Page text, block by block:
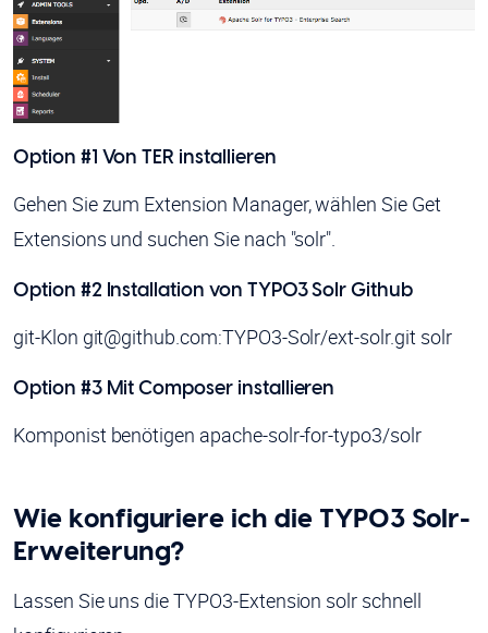
Option #1 Von TER installieren
Gehen Sie zum Extension Manager, wählen Sie Get
Extensions und suchen Sie nach "solr".
Option #2 Installation von TYPO3 Solr Github
git-Klon git@github.com:TYPO3-Solr/ext-solr.git solr
Option #3 Mit Composer installieren
Komponist benötigen apache-solr-for-typo3/solr
Wie konfiguriere ich die TYPO3 Solr-
Erweiterung?
Lassen Sie uns die TYPO3-Extension solr schnell